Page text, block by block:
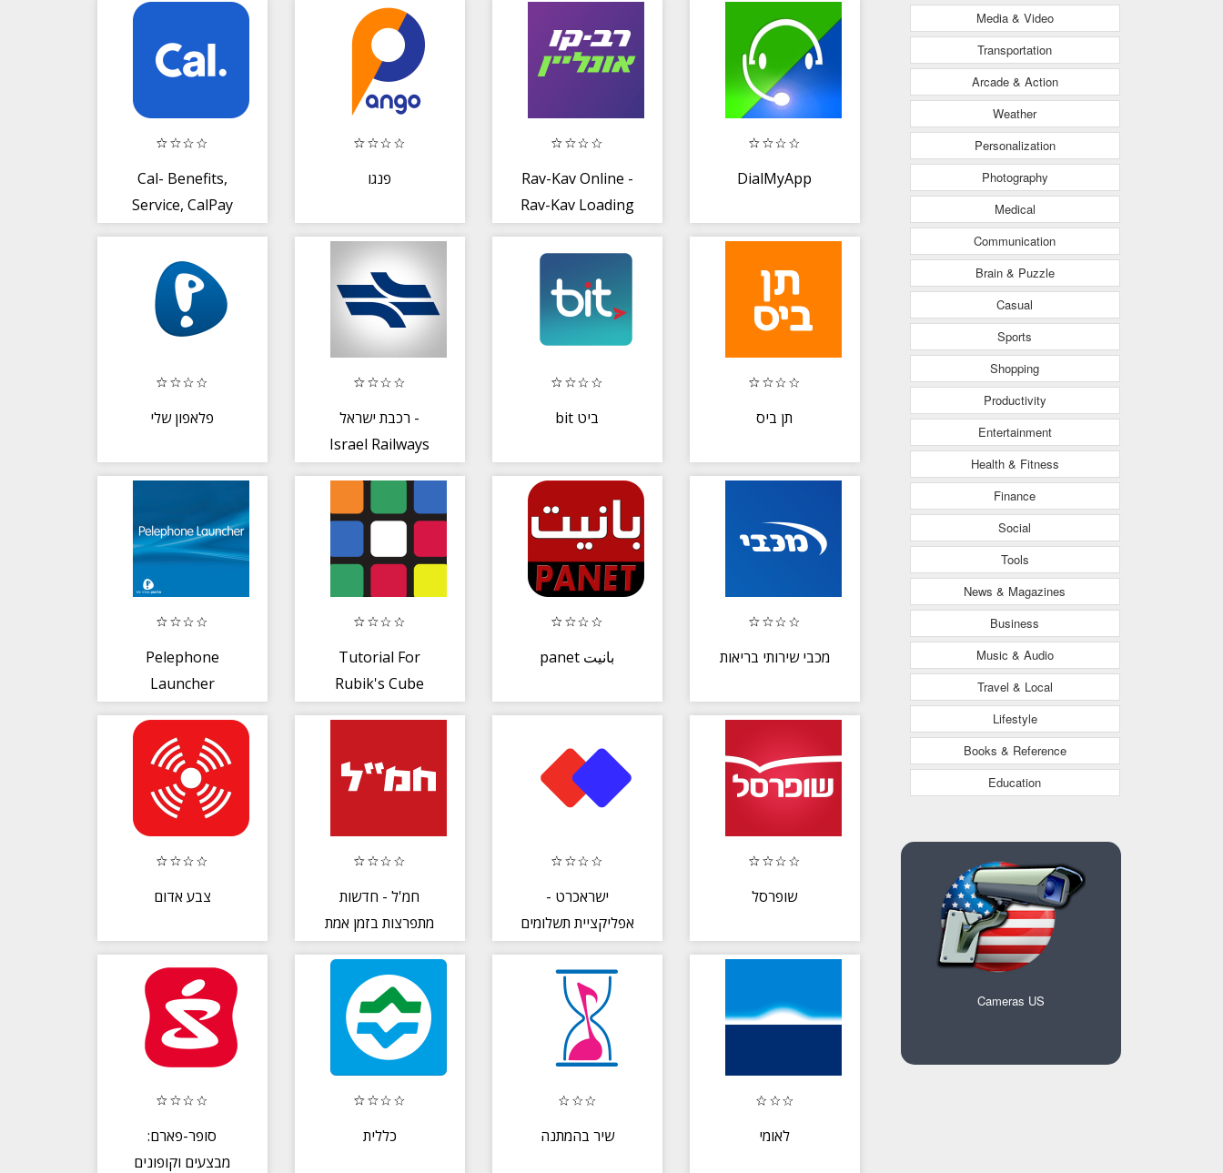
Cal- Benefits,
Service, CalPay
פנגו
Rav-Kav Online -
Rav-Kav Loading
DialMyApp
פלאפון שלי
רכבת ישראל -
Israel Railways
bit ביט תן ביס
Pelephone
Launcher
Tutorial For
Rubik's Cube
panet بانيت מכבי שירותי בריאות
צבע אדום
חמ'ל - חדשות
מתפרצות בזמן אמת
ישראכרט -
אפליקציית תשלומים
והטבות
שופרסל
סופר-פארם:
מבצעים וקופונים
כללית שיר בהמתנה לאומי
Media & Video
Transportation
Arcade & Action
Weather
Personalization
Photography
Medical
Communication
Brain & Puzzle
Casual
Sports
Shopping
Productivity
Entertainment
Health & Fitness
Finance
Social
Tools
News & Magazines
Business
Music & Audio
Travel & Local
Lifestyle
Books & Reference
Education
Cameras US